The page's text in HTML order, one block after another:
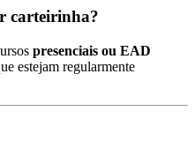
carteirinha?
presenciais ou EAD
estejam regularmente